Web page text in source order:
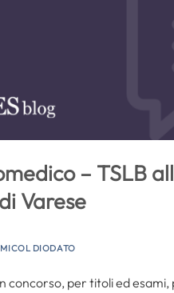
– TSLB
Varese
MICOL DIODATO
concorso, per titoli ed esami,